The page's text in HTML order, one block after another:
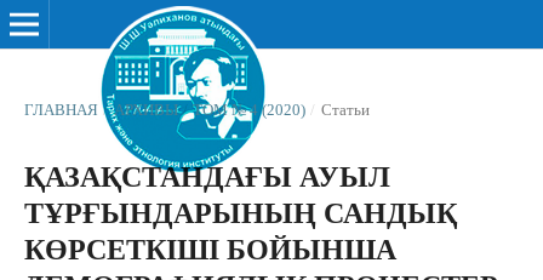
ГЛАВНАЯ / АРХИВЫ / ТОМ № 4 (2020) / Статьи
ҚАЗАҚСТАНДАҒЫ АУЫЛ
ТҰРҒЫНДАРЫНЫҢ САНДЫҚ
КӨРСЕТКІШІ БОЙЫНША